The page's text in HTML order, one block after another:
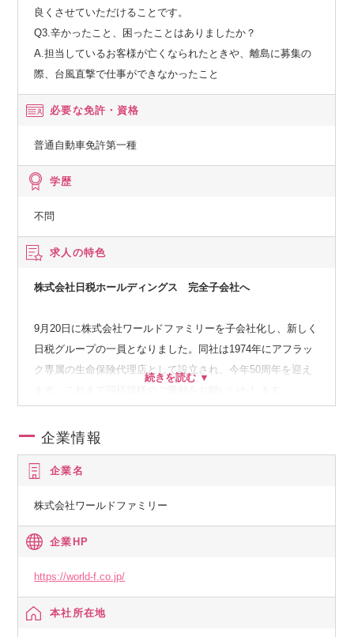
良くさせていただけることです。
Q3.辛かったこと、困ったことはありましたか？
A.担当しているお客様が亡くなられたときや、離島に募集の
際、台風直撃で仕事ができなかったこと
必要な免許・資格
普通自動車免許第一種
学歴
不問
求人の特色
株式会社日税ホールディングス 完全子会社へ
9月20日に株式会社ワールドファミリーを子会社化し、新しく
日税グループの一員となりました。同社は1974年にアフラッ
ク専属の生命保険代理店として設立され、今年50周年を迎え
企業情報
企業名
株式会社ワールドファミリー
企業HP
https://world-f.co.jp/
本社所在地